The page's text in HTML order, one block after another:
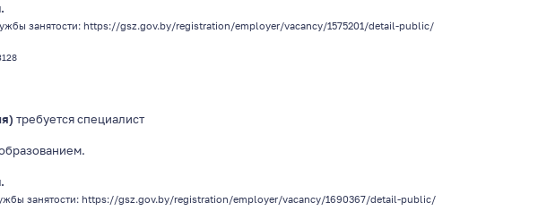
занятости: https://gsz.gov.by/registration/employer/vacancy/1575201/detail-public/
требуется специалист
.
занятости: https://gsz.gov.by/registration/employer/vacancy/1690367/detail-public/